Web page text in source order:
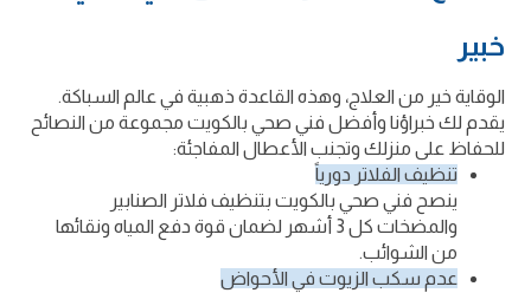
خبير
الوقاية خير من العلاج، وهذه القاعدة ذهبية في عالم السباكة.
يقدم لك خبراؤنا وأفضل فني صحي بالكويت مجموعة من النصائح
للحفاظ على منزلك وتجنب الأعطال المفاجئة:
تنظيف الفلاتر دورياً
ينصح فني صحي بالكويت بتنظيف فلاتر الصنابير
والمضخات كل 3 أشهر لضمان قوة دفع المياه ونقائها
من الشوائب.
عدم سكب الزيوت في الأحواض